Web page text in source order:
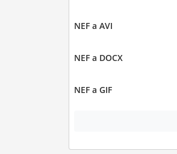
NEF a AVI
NEF a DOCX
NEF a GIF